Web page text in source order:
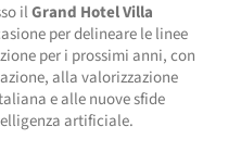
ilGrand Hotel Villa
per delineare le linee
per i prossimi anni, con
alla valorizzazione
e alle nuove sfide
artificiale.